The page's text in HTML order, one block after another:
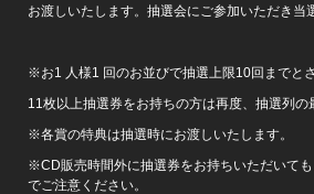
お渡しいたします。抽選会にご参加いただき当
※お1 人様1 回のお並びで抽選上限10回までと
11枚以上抽選券をお持ちの方は再度、抽選列の
※各賞の特典は抽選時にお渡しいたします。
※CD販売時間外に抽選券をお持ちいただいて
でご注意ください。